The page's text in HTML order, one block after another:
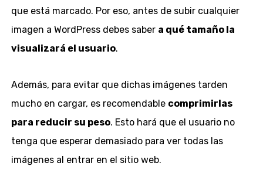
que está marcado. Por eso, antes de subir cualquier
imagen a WordPress debes saber a qué tamaño la
visualizará el usuario.
Además, para evitar que dichas imágenes tarden
mucho en cargar, es recomendable comprimirlas
para reducir su peso. Esto hará que el usuario no
tenga que esperar demasiado para ver todas las
imágenes al entrar en el sitio web.